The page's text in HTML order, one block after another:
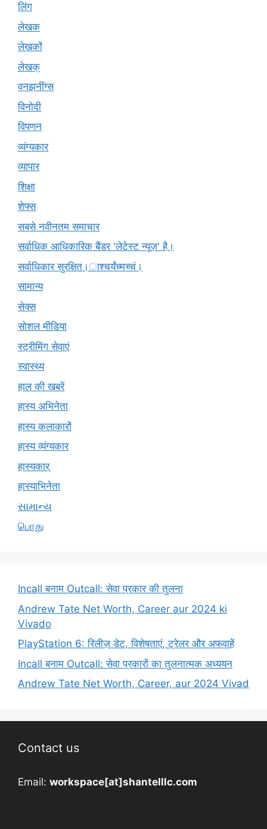
लिंग
लेखक
लेखकों
लेखक्
वनझनींग्स
विनोदी
विपणन
व्यंग्यकार
व्यापार
शिक्षा
शेफ्स
सबसे नवीनतम समाचार
सर्वाधिक आधिकारिक बैंडर 'लेटेस्ट न्यूज़' है।
सर्वाधिकार सुरक्षित।ाश्चर्यंच्मच्चं।
सामान्य
सेक्स
सोशल मीडिया
स्ट्रीमिंग सेवाएं
स्वास्थ्य
हाल की खबरें
हास्य अभिनेता
हास्य कलाकारों
हास्य व्यंग्यकार
हास्यकार्
हास्याभिनेता
સામાન્ય
பொது
Incall बनाम Outcall: सेवा प्रकार की तुलना
Andrew Tate Net Worth, Career aur 2024 ki
Vivado
PlayStation 6: रिलीज़ डेट, विशेषताएं, ट्रेलर और अफवाहें
Incall बनाम Outcall: सेवा प्रकारों का तुलनात्मक अध्ययन
Andrew Tate Net Worth, Career, aur 2024 Vivad
Contact us
Email: workspace[at]shantelllc.com